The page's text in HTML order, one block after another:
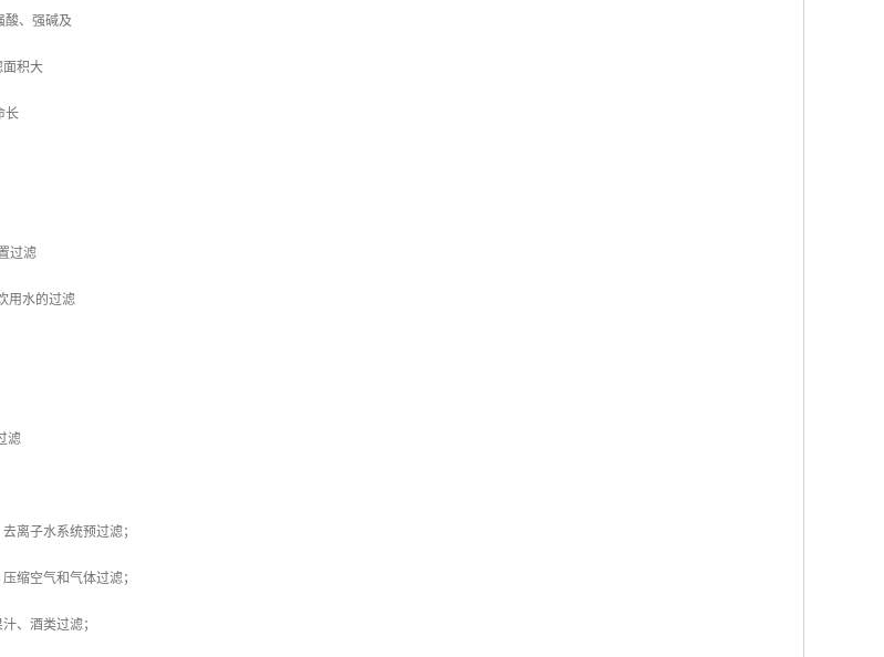
强酸、强碱及
滤面积大
命长
置过滤
饮用水的过滤
滤
离子水系统预过滤；
缩空气和气体过滤；
、酒类过滤；